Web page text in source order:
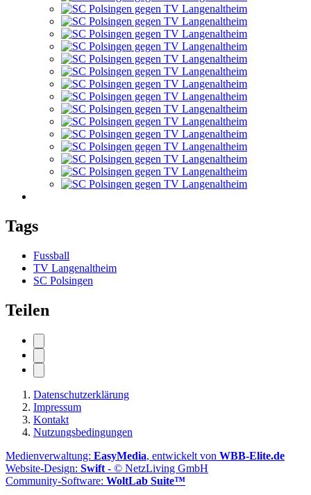
Tags
Fussball
TV Langenaltheim
SC Polsingen
Teilen
Datenschutzerklärung
Impressum
Kontakt
Nutzungsbedingungen
Medienverwaltung: EasyMedia, entwickelt von WBB-Elite.de
Website-Design: Swift - © NetzLiving GmbH
Community-Software: WoltLab Suite™